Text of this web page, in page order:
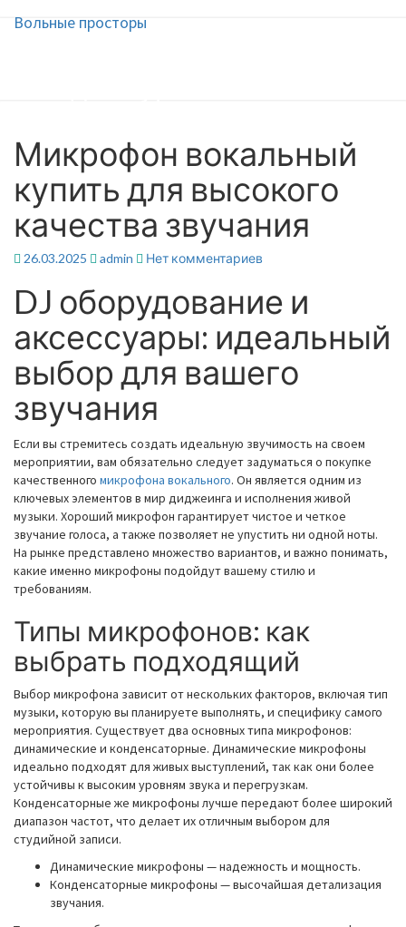
Вольные просторы
Вольные просторы
Микрофон
вокальный
купить
для
высокого
качества
звучания
Микрофон вокальный
купить для высокого
качества звучания
26.03.2025 admin Комментарии
Нет комментариев
DJ оборудование и
аксессуары: идеальный
выбор для вашего
звучания
Если вы стремитесь создать идеальную звучимость на своем
мероприятии, вам обязательно следует задуматься о покупке
качественного микрофона вокального. Он является одним из
ключевых элементов в мир диджеинга и исполнения живой
музыки. Хороший микрофон гарантирует чистое и четкое
звучание голоса, а также позволяет не упустить ни одной ноты.
На рынке представлено множество вариантов, и важно понимать,
какие именно микрофоны подойдут вашему стилю и
требованиям.
Типы микрофонов: как
выбрать подходящий
Выбор микрофона зависит от нескольких факторов, включая тип
музыки, которую вы планируете выполнять, и специфику самого
мероприятия. Существует два основных типа микрофонов:
динамические и конденсаторные. Динамические микрофоны
идеально подходят для живых выступлений, так как они более
устойчивы к высоким уровням звука и перегрузкам.
Конденсаторные же микрофоны лучше передают более широкий
диапазон частот, что делает их отличным выбором для
студийной записи.
Динамические микрофоны — надежность и мощность.
Конденсаторные микрофоны — высочайшая детализация
звучания.